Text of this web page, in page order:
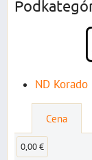
ND Korado
Cena
0,00 €